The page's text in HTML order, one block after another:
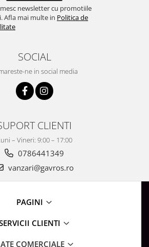
Accesorii
integrat
newsletter cu promotiile
Afla mai multe in Politica de
SOCIAL
ne in social media
CLIENTI
– Vineri: 9:00 – 17:00
0786441349
vanzari@gavros.ro
PAGINI
CLIENTI
COMERCIALE